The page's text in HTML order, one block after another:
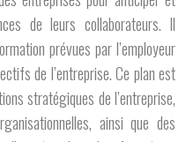
de leurs collaborateurs. Il
prévues par l’employeur
de l’entreprise. Ce plan est
stratégiques de l’entreprise,
ainsi que des